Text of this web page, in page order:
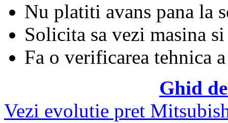
Nu platiti avans pana la
Solicita sa vezi masina si
Fa o verificarea tehnica
Ghid
Vezi evolutie pret